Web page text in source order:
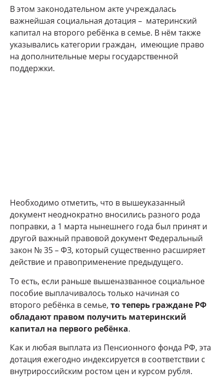
В этом законодательном акте учреждалась
важнейшая социальная дотация – материнский
капитал на второго ребёнка в семье. В нём также
указывались категории граждан, имеющие право
на дополнительные меры государственной
поддержки.
Необходимо отметить, что в вышеуказанный
документ неоднократно вносились разного рода
поправки, а 1 марта нынешнего года был принят и
другой важный правовой документ Федеральный
закон № 35 – ФЗ, который существенно расширяет
действие и правоприменение предыдущего.
То есть, если раньше вышеназванное социальное
пособие выплачивалось только начиная со
второго ребёнка в семье, то теперь граждане РФ
обладают правом получить материнский
капитал на первого ребёнка.
Как и любая выплата из Пенсионного фонда РФ, эта
дотация ежегодно индексируется в соответствии с
внутрироссийским ростом цен и курсом рубля.